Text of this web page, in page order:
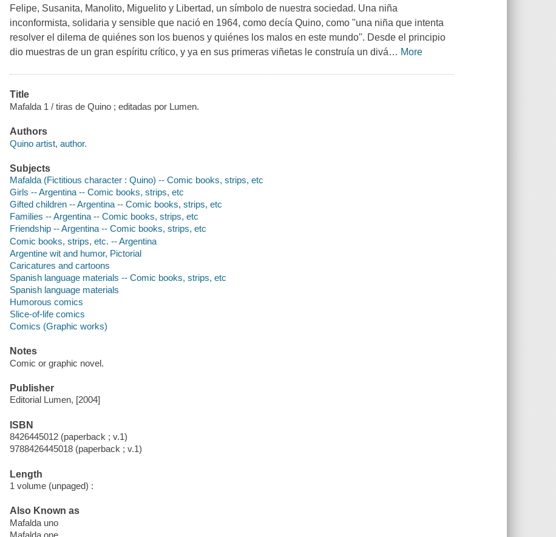
Felipe, Susanita, Manolito, Miguelito y Libertad, un símbolo de nuestra sociedad. Una niña
inconformista, solidaria y sensible que nació en 1964, como decía Quino, como "una niña que intenta
resolver el dilema de quiénes son los buenos y quiénes los malos en este mundo". Desde el principio
dio muestras de un gran espíritu crítico, y ya en sus primeras viñetas le construía un divá… More
Title
Mafalda 1 / tiras de Quino ; editadas por Lumen.
Authors
Quino artist, author.
Subjects
Mafalda (Fictitious character : Quino) -- Comic books, strips, etc
Girls -- Argentina -- Comic books, strips, etc
Gifted children -- Argentina -- Comic books, strips, etc
Families -- Argentina -- Comic books, strips, etc
Friendship -- Argentina -- Comic books, strips, etc
Comic books, strips, etc. -- Argentina
Argentine wit and humor, Pictorial
Caricatures and cartoons
Spanish language materials -- Comic books, strips, etc
Spanish language materials
Humorous comics
Slice-of-life comics
Comics (Graphic works)
Notes
Comic or graphic novel.
Publisher
Editorial Lumen, [2004]
ISBN
8426445012 (paperback ; v.1)
9788426445018 (paperback ; v.1)
Length
1 volume (unpaged) :
Also Known as
Mafalda uno
Mafalda one